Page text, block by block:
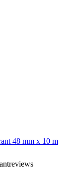
48 mm x 10 m